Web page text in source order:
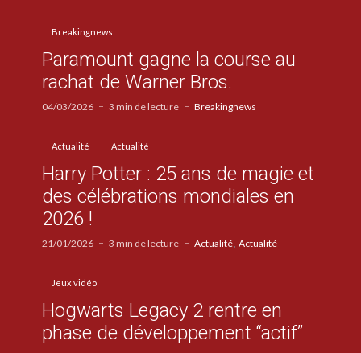
Breakingnews
Paramount gagne la course au
rachat de Warner Bros.
04/03/2026 3 min de lecture Breakingnews
Actualité Actualité
Harry Potter : 25 ans de magie et
des célébrations mondiales en
2026 !
21/01/2026 3 min de lecture Actualité Actualité
Jeux vidéo
Hogwarts Legacy 2 rentre en
phase de développement “actif”